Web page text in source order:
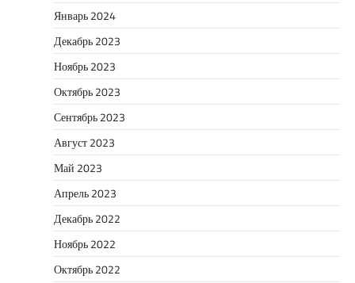
Январь 2024
Декабрь 2023
Ноябрь 2023
Октябрь 2023
Сентябрь 2023
Август 2023
Май 2023
Апрель 2023
Декабрь 2022
Ноябрь 2022
Октябрь 2022